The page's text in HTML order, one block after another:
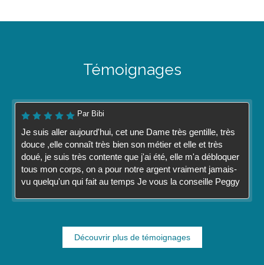
Témoignages
Par Bibi
Je suis aller aujourd'hui, cet une Dame très gentille, très
douce ,elle connaît très bien son métier et elle et très
doué, je suis très contente que j'ai été, elle m'a débloquer
tous mon corps, on a pour notre argent vraiment jamais-
vu quelqu'un qui fait au temps Je vous la conseille Peggy
Découvrir plus de témoignages